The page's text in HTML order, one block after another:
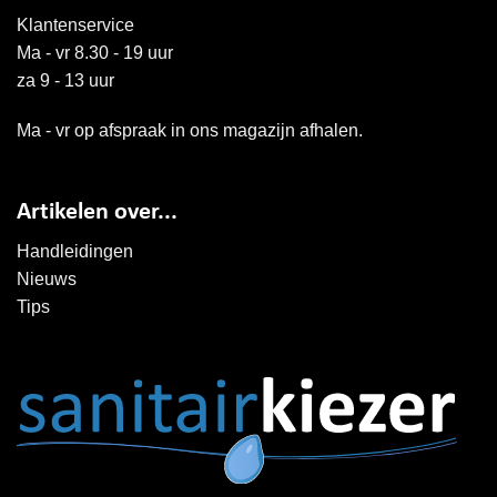
Klantenservice
Ma - vr 8.30 - 19 uur
za 9 - 13 uur
Ma - vr op afspraak in ons magazijn afhalen.
Artikelen over...
Handleidingen
Nieuws
Tips